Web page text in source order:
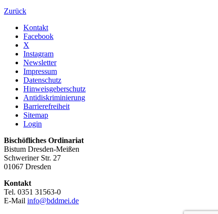
Zurück
Kontakt
Facebook
X
Instagram
Newsletter
Impressum
Datenschutz
Hinweisgeberschutz
Antidiskriminierung
Barrierefreiheit
Sitemap
Login
Bischöfliches Ordinariat
Bistum Dresden-Meißen
Schweriner Str. 27
01067 Dresden
Kontakt
Tel. 0351 31563-0
E-Mail info@bddmei.de